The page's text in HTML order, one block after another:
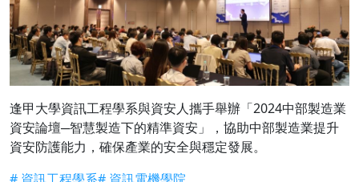
逢甲大學資訊工程學系與資安人攜手舉辦「2024中部製造業
資安論壇─智慧製造下的精準資安」，協助中部製造業提升
資安防護能力，確保產業的安全與穩定發展。